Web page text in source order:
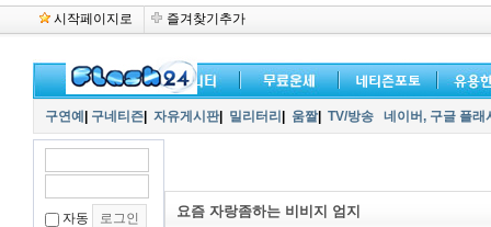
시작페이지로 즐겨찾기추가
구연예 구네티즌 자유게시판| 밀리터리 움짤| TV/방송 네이버, 구글 플
자동
요즘 자랑좀하는 비비지 엄지